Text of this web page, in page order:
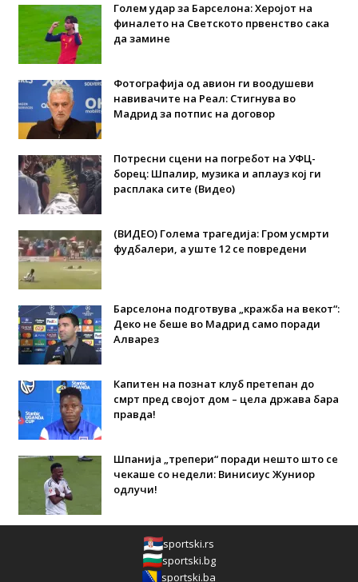
Голем удар за Барселона: Херојот на
финалето на Светското првенство сака
да замине
Фотографија од авион ги воодушеви
навивачите на Реал: Стигнува во
Мадрид за потпис на договор
Потресни сцени на погребот на УФЦ-
борец: Шпалир, музика и аплауз кој ги
расплака сите (Видео)
(ВИДЕО) Голема трагедија: Гром усмрти
фудбалери, а уште 12 се повредени
Барселона подготвува „кражба на векот“:
Деко не беше во Мадрид само поради
Алварез
Капитен на познат клуб претепан до
смрт пред својот дом – цела држава бара
правда!
Шпанија „трепери“ поради нешто што се
чекаше со недели: Винисиус Жуниор
одлучи!
sportski.rs
sportski.bg
sportski.ba